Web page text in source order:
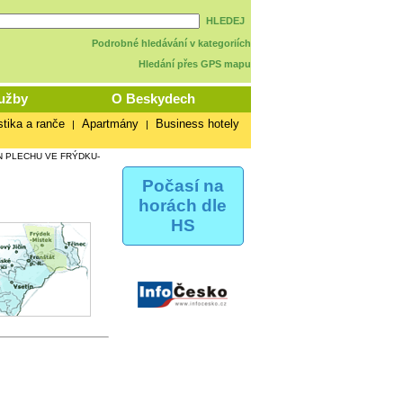
HLEDEJ
Podrobné hledávání v kategoriích
Hledání přes GPS mapu
O Beskydech
a ranče | Apartmány | Business hotely
PLECHU VE FRÝDKU-
Počasí na
horách dle
HS